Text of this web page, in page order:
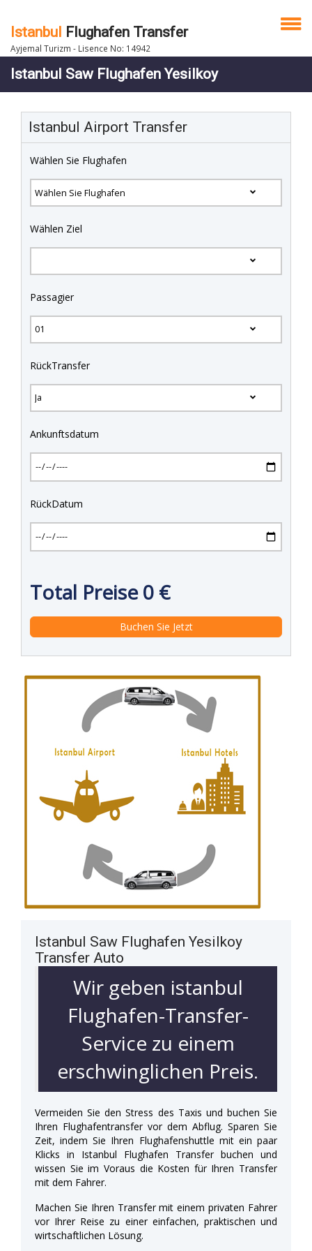
Istanbul Flughafen Transfer
Ayjemal Turizm - Lisence No: 14942
Istanbul Saw Flughafen Yesilkoy
Istanbul Airport Transfer
Wählen Sie Flughafen
Wählen Ziel
Passagier
RückTransfer
Ankunftsdatum
RückDatum
Total Preise0 €
Istanbul Saw Flughafen Yesilkoy
Transfer Auto
Wir geben istanbul
Flughafen-Transfer-
Service zu einem
erschwinglichen Preis.
Vermeiden Sie den Stress des Taxis und buchen Sie
Ihren Flughafentransfer vor dem Abflug. Sparen Sie
Zeit, indem Sie Ihren Flughafenshuttle mit ein paar
Klicks in Istanbul Flughafen Transfer buchen und
wissen Sie im Voraus die Kosten für Ihren Transfer
mit dem Fahrer.
Machen Sie Ihren Transfer mit einem privaten Fahrer
vor Ihrer Reise zu einer einfachen, praktischen und
wirtschaftlichen Lösung.